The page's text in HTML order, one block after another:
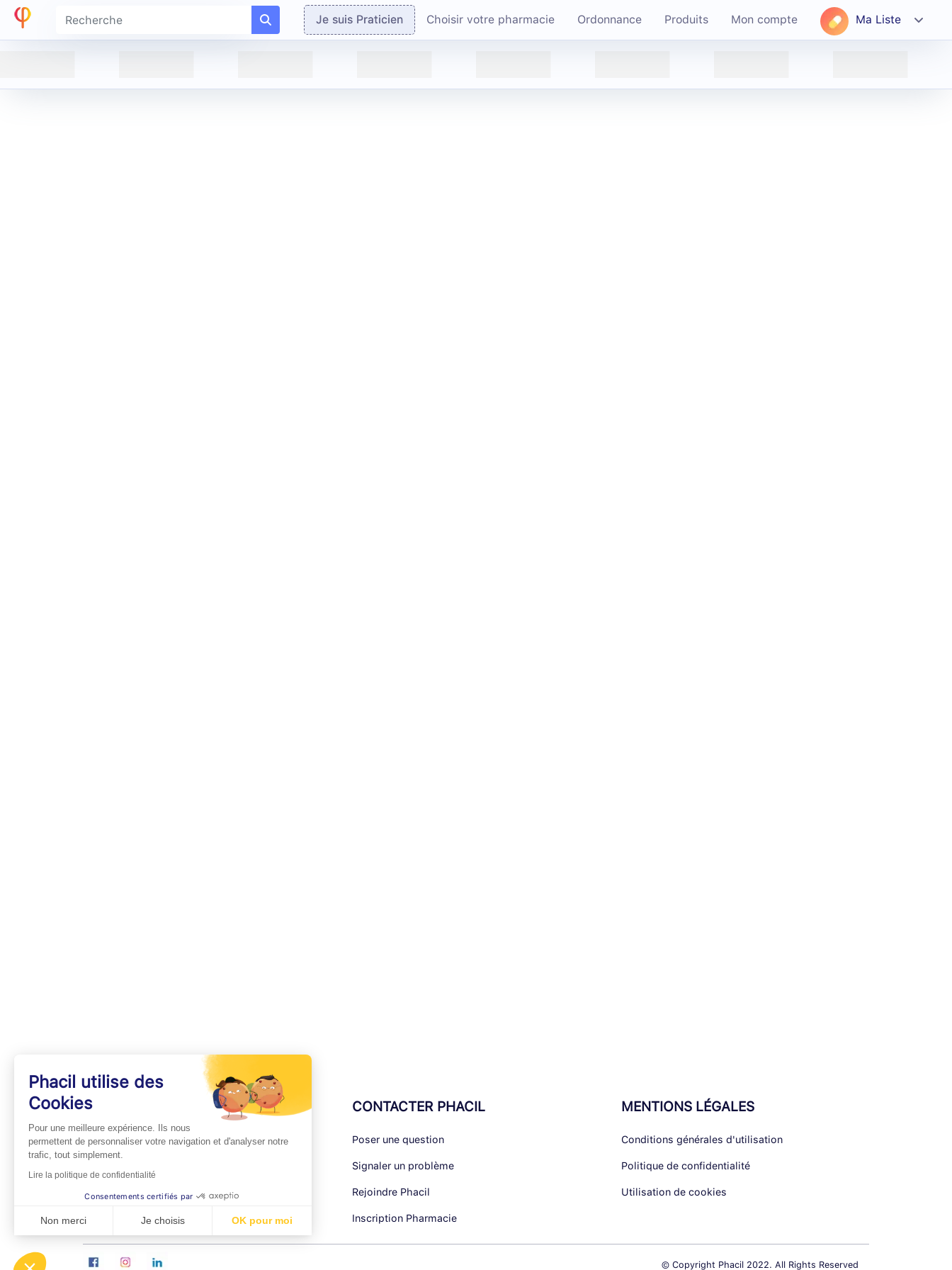
Je suis Praticien Choisir votre pharmacie Ordonnance Produits Mon compte Ma Liste
INFOS PRATIQUES
Professionnels de Santé
Espace Pharmaciens
Foire aux questions
CONTACTER PHACIL
Poser une question
Signaler un problème
Rejoindre Phacil
Inscription Pharmacie
MENTIONS LÉGALES
Conditions générales d'utilisation
Politique de confidentialité
Utilisation de cookies
© Copyright Phacil 2022. All Rights Reserved
Phacil utilise des
Cookies
Pour une meilleure expérience. Ils nous
permettent de personnaliser votre navigation et d'analyser notre
trafic, tout simplement.
Lire la politique de confidentialité
Consentements certifiés par
Non merci Je choisis OK pour moi
Axeptio consent
Plateforme de Gestion du Consentement : Personnalisez vos Options